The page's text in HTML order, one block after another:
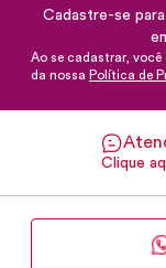
Cadastre-se
Ao se cadastrar,
da nossa Política de
Clique